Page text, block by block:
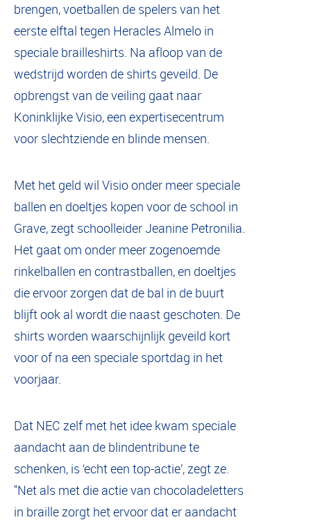
brengen, voetballen de spelers van het
eerste elftal tegen Heracles Almelo in
speciale brailleshirts. Na afloop van de
wedstrijd worden de shirts geveild. De
opbrengst van de veiling gaat naar
Koninklijke Visio, een expertisecentrum
voor slechtziende en blinde mensen.
Met het geld wil Visio onder meer speciale
ballen en doeltjes kopen voor de school in
Grave, zegt schoolleider Jeanine Petronilia.
Het gaat om onder meer zogenoemde
rinkelballen en contrastballen, en doeltjes
die ervoor zorgen dat de bal in de buurt
blijft ook al wordt die naast geschoten. De
shirts worden waarschijnlijk geveild kort
voor of na een speciale sportdag in het
voorjaar.
Dat NEC zelf met het idee kwam speciale
aandacht aan de blindentribune te
schenken, is ‘echt een top-actie’, zegt ze.
"Net als met die actie van chocoladeletters
in braille zorgt het ervoor dat er aandacht